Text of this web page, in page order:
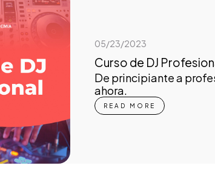
05/23/2023
Curso de DJ
De principiante a
ahora.
READ MORE